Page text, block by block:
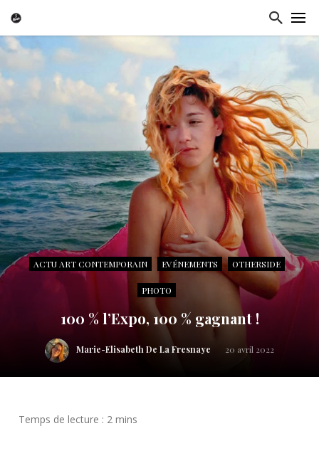
ACTU ART CONTEMPORAIN EVÉNEMENTS OTHERSIDE
PHOTO
100 % l’Expo, 100 % gagnant !
Marie-Elisabeth De La Fresnaye 20 avril 2022